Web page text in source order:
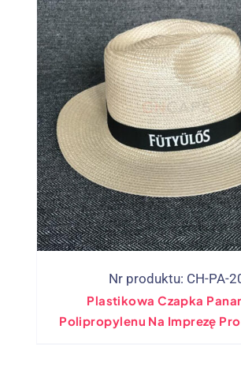
Nr produktu: CH-PA-
Plastikowa Czapka
Polipropylenu Na Imprezę